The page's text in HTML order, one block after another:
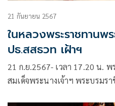
21 กันยายน 2567
ในหลวงพระราชทานพร
ปธ.สสธวท เฝ้าฯ
21 ก.ย.2567- เวลา 17.20 น.
สมเด็จพระนางเจ้าฯ พระบรมราชินี เสด็จ